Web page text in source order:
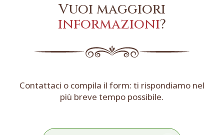
Vuoi maggiori
informazioni?
Contattaci o compila il form: ti rispondiamo nel
più breve tempo possibile.